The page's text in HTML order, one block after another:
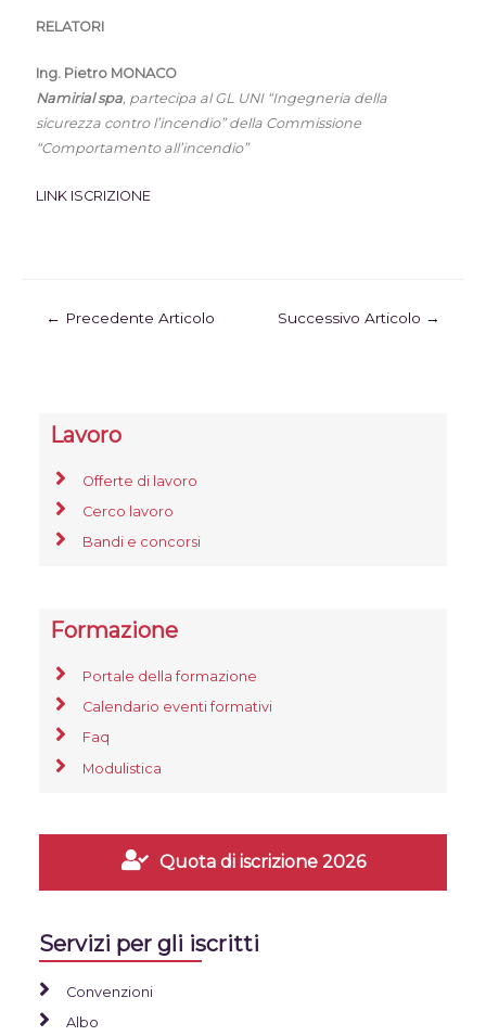
RELATORI
Ing. Pietro MONACO
Namirial spa, partecipa al GL UNI “Ingegneria della
sicurezza contro l’incendio” della Commissione
“Comportamento all’incendio”
LINK ISCRIZIONE
← Precedente Articolo Successivo Articolo →
Lavoro
Offerte di lavoro
Cerco lavoro
Bandi e concorsi
Formazione
Portale della formazione
Calendario eventi formativi
Faq
Modulistica
Quota di iscrizione 2026
Servizi per gli iscritti
Convenzioni
Albo